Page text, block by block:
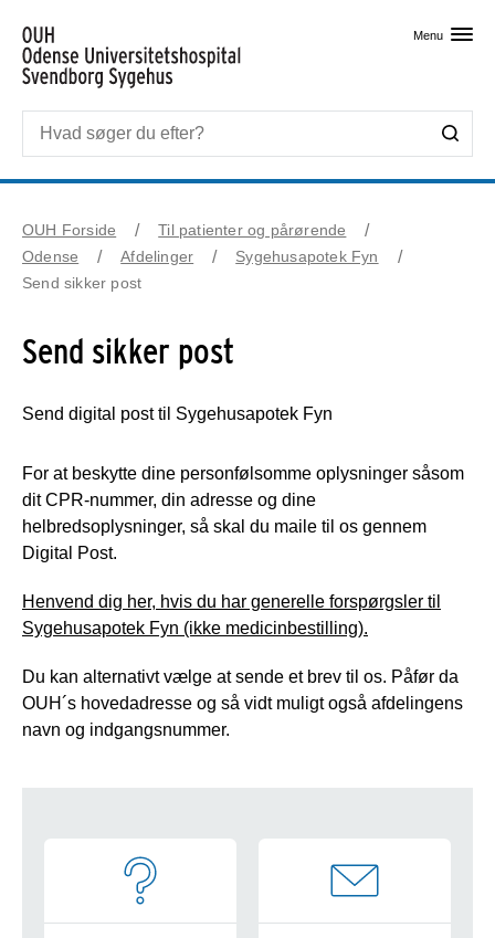
Menu
OUH Forside
Til patienter og pårørende
Odense
Afdelinger
Sygehusapotek Fyn
Send sikker post
Send sikker post
Send digital post til Sygehusapotek Fyn
For at beskytte dine personfølsomme oplysninger såsom
dit CPR-nummer, din adresse og dine
helbredsoplysninger, så skal du maile til os gennem
Digital Post.
Henvend dig her, hvis du har generelle forspørgsler til
Sygehusapotek Fyn (ikke medicinbestilling).
Du kan alternativt vælge at sende et brev til os. Påfør da
OUH´s hovedadresse og så vidt muligt også afdelingens
navn og indgangsnummer.